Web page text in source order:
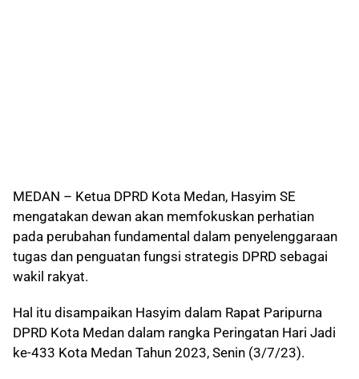
MEDAN – Ketua DPRD Kota Medan, Hasyim SE
mengatakan dewan akan memfokuskan perhatian
pada perubahan fundamental dalam penyelenggaraan
tugas dan penguatan fungsi strategis DPRD sebagai
wakil rakyat.
Hal itu disampaikan Hasyim dalam Rapat Paripurna
DPRD Kota Medan dalam rangka Peringatan Hari Jadi
ke-433 Kota Medan Tahun 2023, Senin (3/7/23).